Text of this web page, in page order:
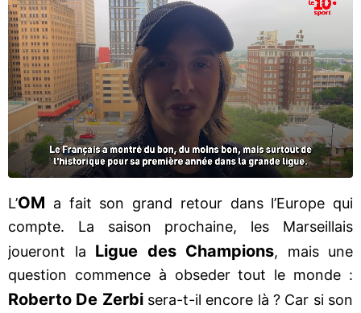
L’OM a fait son grand retour dans l’Europe qui
compte. La saison prochaine, les Marseillais
joueront la Ligue des Champions, mais une
question commence à obseder tout le monde :
Roberto De Zerbisera-t-il encore là ? Car si son